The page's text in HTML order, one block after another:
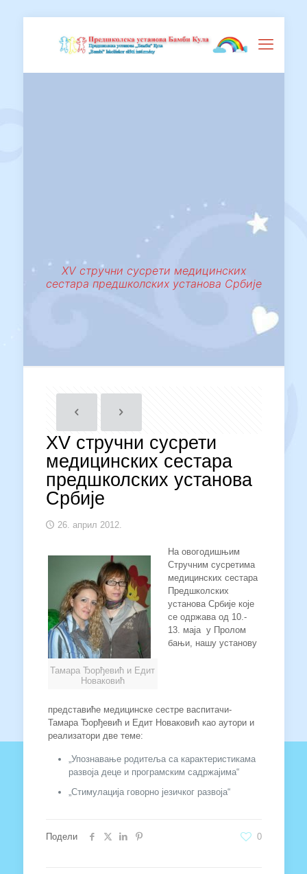
XV стручни сусрети медицинских
сестара предшколских установа Србије
XV стручни сусрети
медицинских сестара
предшколских установа
Србије
26. април 2012.
Тамара Ђорђевић и Едит
Новаковић
На овогодишњим
Стручним сусретима
медицинских сестара
Предшколских
установа Србије које
се одржава од 10.-
13. маја у Пролом
бањи, нашу установу
представиће медицинске сестре васпитачи-
Тамара Ђорђевић и Едит Новаковић као аутори и
реализатори две теме:
„Упознавање родитеља са карактеристикама
развоја деце и програмским садржајима“
„Стимулација говорно језичког развоја“
Подели 0